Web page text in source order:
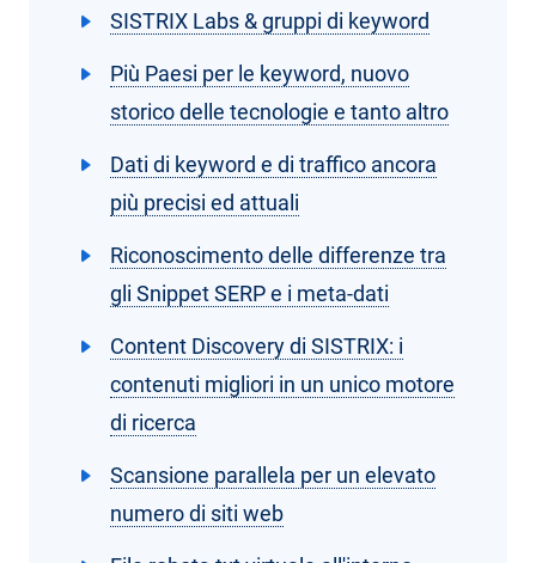
SISTRIX Labs & gruppi di keyword
Più Paesi per le keyword, nuovo
storico delle tecnologie e tanto altro
Dati di keyword e di traffico ancora
più precisi ed attuali
Riconoscimento delle differenze tra
gli Snippet SERP e i meta-dati
Content Discovery di SISTRIX: i
contenuti migliori in un unico motore
di ricerca
Scansione parallela per un elevato
numero di siti web